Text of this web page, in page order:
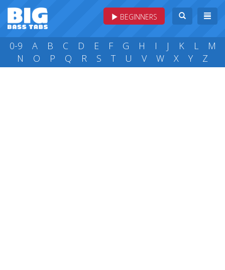
BEGINNERS
0-9 A B C D E F G H I J K L
M
N
O P Q R S T U V W X Y Z